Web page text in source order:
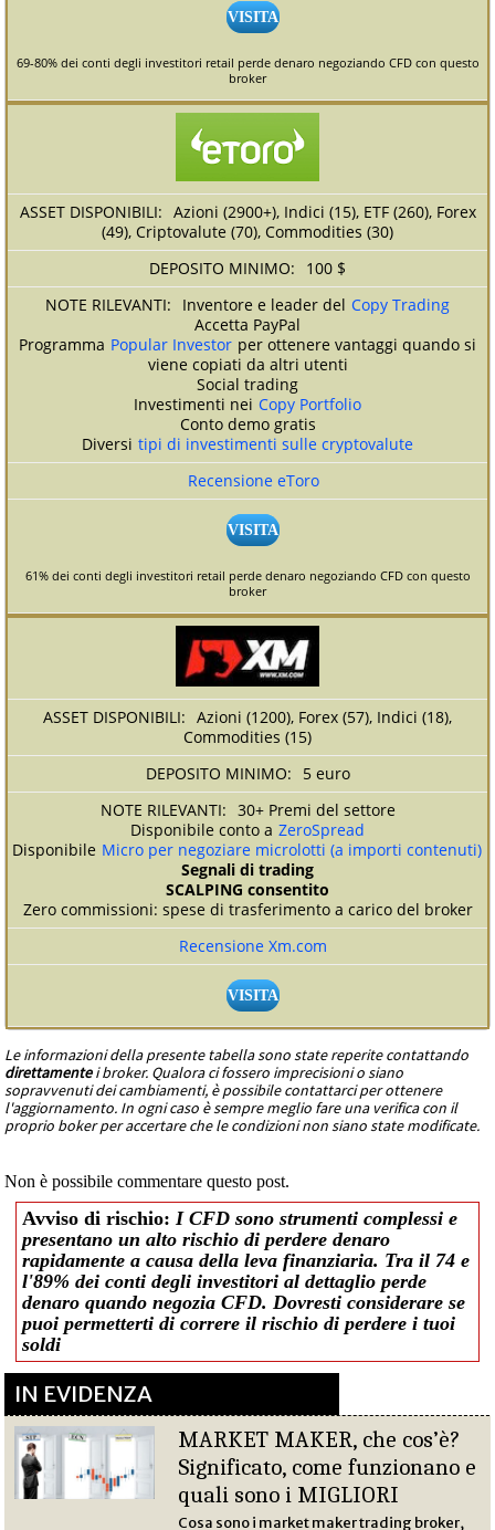
VISITA
69-80% dei conti degli investitori retail perde denaro negoziando CFD con questo
broker
Azioni (2900+), Indici (15), ETF (260), Forex
(49), Criptovalute (70), Commodities (30)
100 $
Inventore e leader del Copy Trading
Accetta PayPal
Programma Popular Investor per ottenere vantaggi quando si
viene copiati da altri utenti
Social trading
Investimenti nei Copy Portfolio
Conto demo gratis
Diversi tipi di investimenti sulle cryptovalute
Recensione eToro
VISITA
61% dei conti degli investitori retail perde denaro negoziando CFD con questo
broker
Azioni (1200), Forex (57), Indici (18),
Commodities (15)
5 euro
30+ Premi del settore
Disponibile conto a ZeroSpread
Disponibile Micro per negoziare microlotti (a importi contenuti)
Segnali di trading
SCALPING consentito
Zero commissioni: spese di trasferimento a carico del broker
Recensione Xm.com
VISITA
Le informazioni della presente tabella sono state reperite contattando
direttamentei broker. Qualora ci fossero imprecisioni o siano
sopravvenuti dei cambiamenti, è possibile contattarci per ottenere
l'aggiornamento. In ogni caso è sempre meglio fare una verifica con il
proprio boker per accertare che le condizioni non siano state modificate.
Non è possibile commentare questo post.
Avviso di rischio:I CFD sono strumenti complessi e
presentano un alto rischio di perdere denaro
rapidamente a causa della leva finanziaria. Tra il 74 e
l'89% dei conti degli investitori al dettaglio perde
denaro quando negozia CFD. Dovresti considerare se
puoi permetterti di correre il rischio di perdere i tuoi
soldi
IN EVIDENZA
MARKET MAKER, che cos’è?
Significato, come funzionano e
quali sono i MIGLIORI
Cosa sono i market maker trading broker,